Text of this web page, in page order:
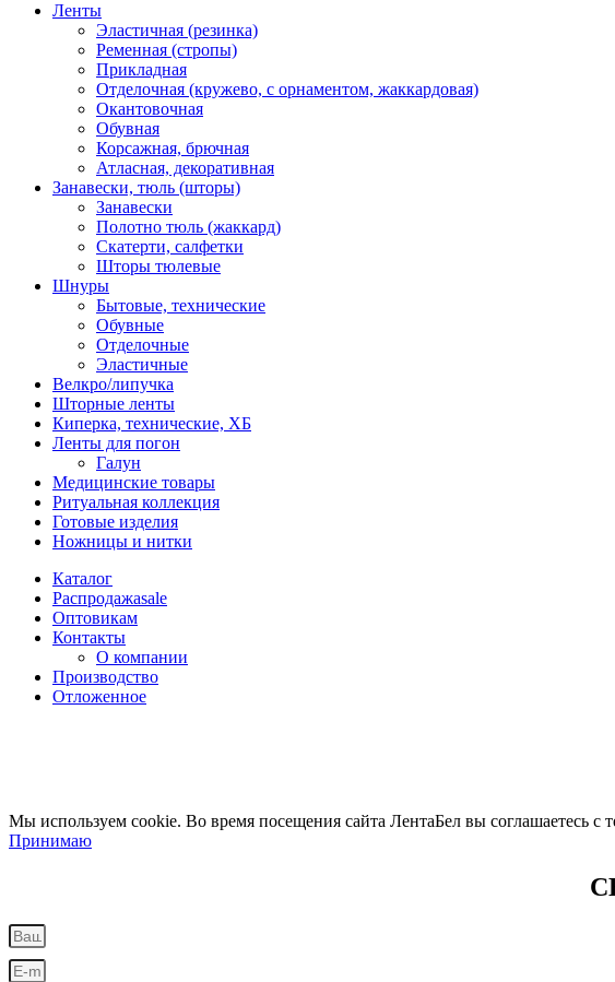
Ленты
Эластичная (резинка)
Ременная (стропы)
Прикладная
Отделочная (кружево, с орнаментом, жаккардовая)
Окантовочная
Обувная
Корсажная, брючная
Атласная, декоративная
Занавески, тюль (шторы)
Занавески
Полотно тюль (жаккард)
Скатерти, салфетки
Шторы тюлевые
Шнуры
Бытовые, технические
Обувные
Отделочные
Эластичные
Велкро/липучка
Шторные ленты
Киперка, технические, ХБ
Ленты для погон
Галун
Медицинские товары
Ритуальная коллекция
Готовые изделия
Ножницы и нитки
Каталог
Распродажаsale
Оптовикам
Контакты
О компании
Производство
Отложенное
Мы используем cookie. Во время посещения сайта ЛентаБел вы соглашаетесь
Принимаю